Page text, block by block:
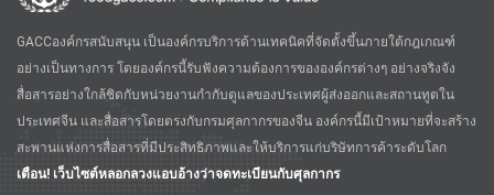
GACCองค์กรสนับสนุน เป็นองค์กรบริการด้านเทคนิคที่จัดตั้งขึ้นภายใต้กฎเกณฑ์
อย่างเป็นทางการ โดยองค์กรนี้รับฟังความต้องการขององค์กรต่างๆ อย่างจริงจัง
สื่อสารอย่างใกล้ชิดกับหน่วยงานกำกับดูแลของประเทศผู้ส่งออกและสถานทูตใน
ประเทศจีน และสื่อสารโดยตรงกับกรมศุลกากรของจีน องค์กรนี้มีเป้าหมายที่จะสร้าง
สะพานแห่งการสื่อสารที่มีประสิทธิภาพและให้บริการแก่บริษัทการค้าระดับโลก
เตือน! เว็บไซต์หลอกลวงแอบอ้างว่าจดทะเบียนกับศุลกากร